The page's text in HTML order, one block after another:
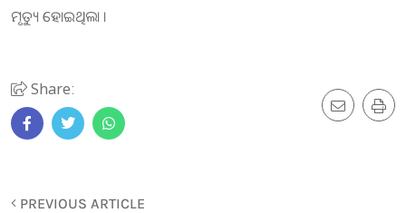
ମୃତ୍ୟୁ ହୋଇଥିଲା ।
Share:
PREVIOUS ARTICLE